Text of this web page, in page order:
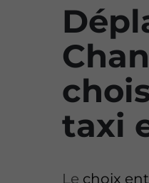
taxi
Le choix